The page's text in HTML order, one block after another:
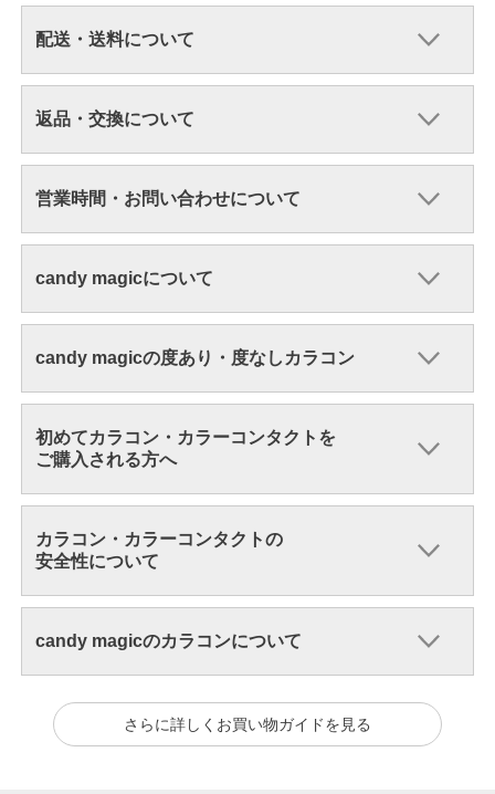
配送・送料について
返品・交換について
営業時間・お問い合わせについて
candy magicについて
candy magicの度あり・度なしカラコン
初めてカラコン・カラーコンタクトを
ご購入される方へ
カラコン・カラーコンタクトの
安全性について
candy magicのカラコンについて
さらに詳しくお買い物ガイドを見る